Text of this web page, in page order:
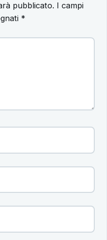
pubblicato. I campi
*